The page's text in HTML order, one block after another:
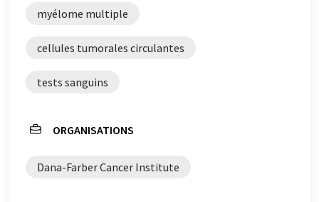
été traduit avec traduction automatique, il est possible
qu'il contienne des erreurs de vocabulaire, de syntaxe ou
de grammaire. L'article original dans Anglais peut être
myélome multiple
cellules tumorales circulantes
tests sanguins
ORGANISATIONS
Dana-Farber Cancer Institute